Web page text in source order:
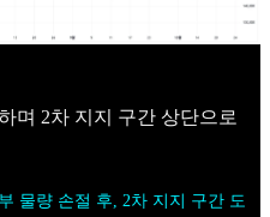
며 2차 지지 구간 상단으로
물량 손절 후, 2차 지지 구간 도